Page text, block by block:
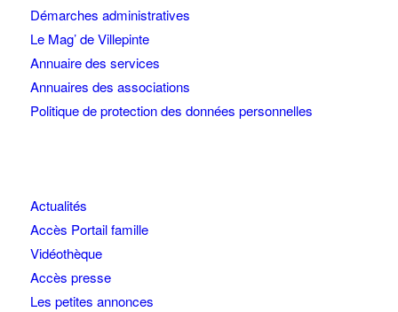
Démarches administratives
Le Mag’ de Villepinte
Annuaire des services
Annuaires des associations
Politique de protection des données personnelles
Actualités
Accès Portail famille
Vidéothèque
Accès presse
Les petites annonces